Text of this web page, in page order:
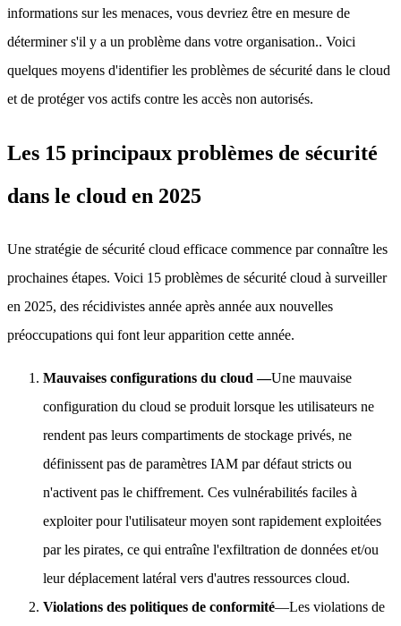
informations sur les menaces, vous devriez être en mesure de
déterminer s'il y a un problème dans votre organisation.. Voici
quelques moyens d'identifier les problèmes de sécurité dans le cloud
et de protéger vos actifs contre les accès non autorisés.
Les 15 principaux problèmes de sécurité
dans le cloud en 2025
Une stratégie de sécurité cloud efficace commence par connaître les
prochaines étapes. Voici 15 problèmes de sécurité cloud à surveiller
en 2025, des récidivistes année après année aux nouvelles
préoccupations qui font leur apparition cette année.
Mauvaises configurations du cloud —Une mauvaise
configuration du cloud se produit lorsque les utilisateurs ne
rendent pas leurs compartiments de stockage privés, ne
définissent pas de paramètres IAM par défaut stricts ou
n'activent pas le chiffrement. Ces vulnérabilités faciles à
exploiter pour l'utilisateur moyen sont rapidement exploitées
par les pirates, ce qui entraîne l'exfiltration de données et/ou
leur déplacement latéral vers d'autres ressources cloud.
Violations des politiques de conformité—Les violations de